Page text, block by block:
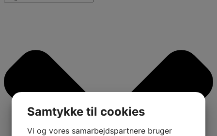
Samtykke til cookies
Vi og vores samarbejdspartnere bruger